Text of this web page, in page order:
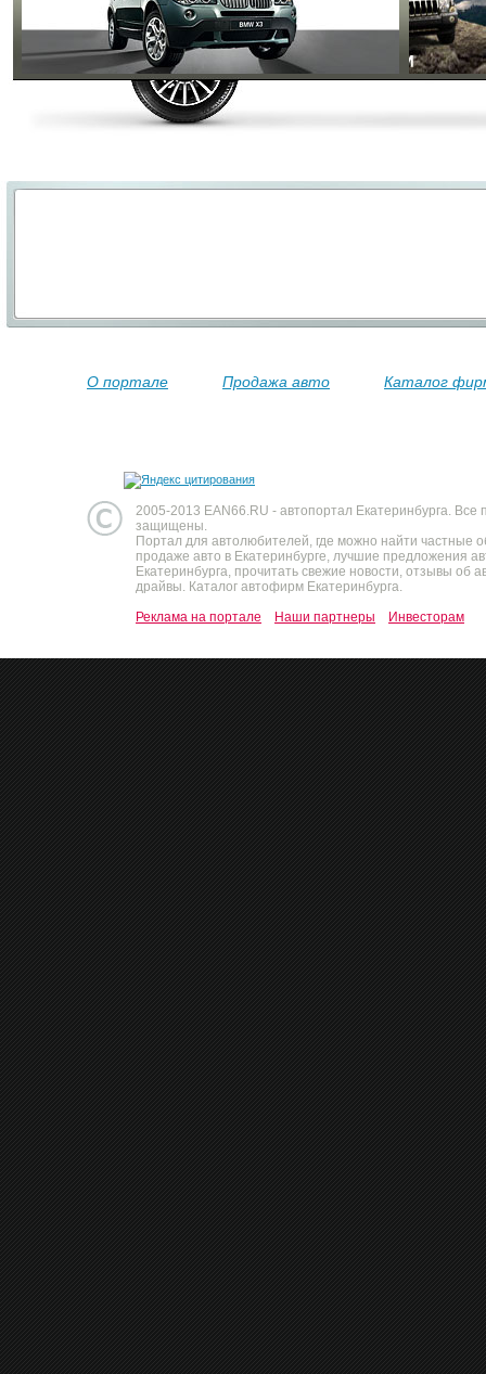
О портале Продажа авто Каталог
2005-2013 EAN66.RU - автопортал Екатеринбурга. Все
защищены.
Портал для автолюбителей, где можно найти частные
продаже авто в Екатеринбурге, лучшие предложения
Екатеринбурга, прочитать свежие новости, отзывы об
драйвы. Каталог автофирм Екатеринбурга.
Реклама на портале
Наши партнеры Инвесторам